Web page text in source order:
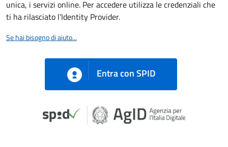
unica, i servizi online. Per accedere utilizza le credenziali che
ti ha rilasciato l’Identity Provider.
Se hai bisogno di aiuto...
Entra con SPID